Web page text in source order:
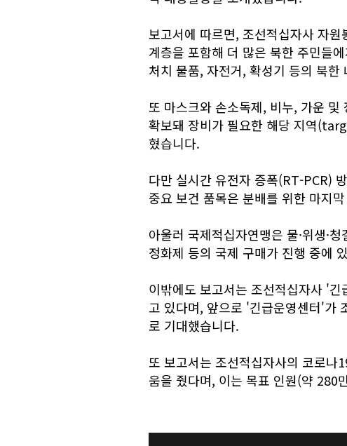
보고서에 따르면, 조선적십자사 자
계층을 포함해 더 많은 북한 주민들
처치 물품, 자전거, 확성기 등의 북
또 마스크와 손소독제, 비누, 가운
확보돼 장비가 필요한 해당 지역
혔습니다.
다만 실시간 유전자 증폭(RT-PCR)
중요 보건 품목은 분배를 위한 마지
아울러 국제적십자연맹은 물·위생·
정화제 등의 국제 구매가 진행 중에
이밖에도 보고서는 조선적십자사 '
고 있다며, 앞으로 '긴급운영센터'가
로 기대했습니다.
또 보고서는 조선적십자사의 코로나
움을 줬다며, 이는 목표 인원(약 280